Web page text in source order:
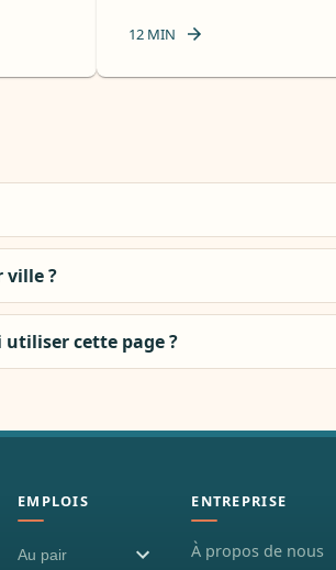
12MIN
ville ?
utiliser cette page ?
EMPLOIS
Au pair
ENTREPRISE
À propos de nous